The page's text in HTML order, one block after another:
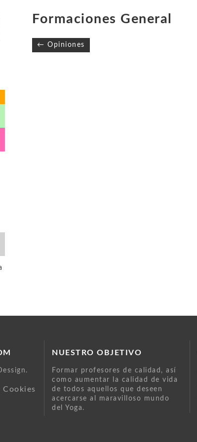
Formaciones General
Navegación
de
← Opiniones
NUESTRO OBJETIVO
Formar profesores de calidad, así
como aumentar la calidad de vida
de todos aquellos que deseen
acercarse al maravilloso mundo
del Yoga.